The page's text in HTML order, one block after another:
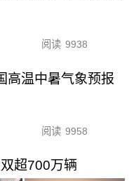
阅读 9938
高温中暑气象预报
阅读 9958
超700万辆